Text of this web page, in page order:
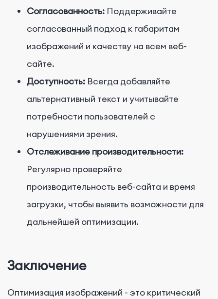
Согласованность: Поддерживайте
согласованный подход к габаритам
изображений и качеству на всем веб-
сайте.
Доступность: Всегда добавляйте
альтернативный текст и учитывайте
потребности пользователей с
нарушениями зрения.
Отслеживание производительности:
Регулярно проверяйте
производительность веб-сайта и время
загрузки, чтобы выявить возможности для
дальнейшей оптимизации.
Заключение
Оптимизация изображений - это критический